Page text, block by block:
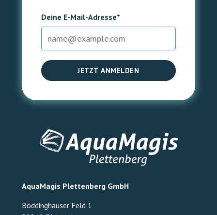
Deine E-Mail-Adresse*
JETZT ANMELDEN
AquaMagis Plettenberg GmbH
Böddinghauser Feld 1